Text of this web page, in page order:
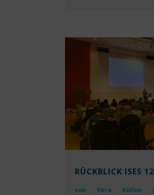
RÜCKBLICK ISES 12
vonVera Köllen